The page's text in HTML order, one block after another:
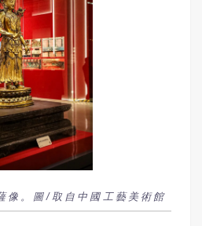
像。圖/取自中國工藝美術館